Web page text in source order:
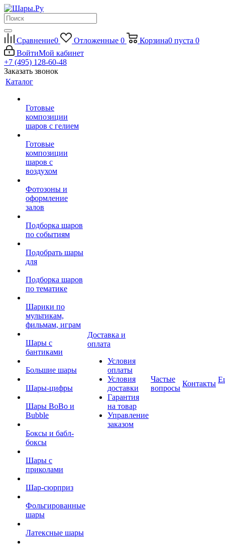
Сравнение0 Отложенные 0 Корзина0 пуста 0
ВойтиМой кабинет
+7 (495) 128-60-48
Заказать звонок
Каталог
Готовые
композиции
шаров с гелием
Готовые
композиции
шаров с
воздухом
Фотозоны и
оформление
залов
Подборка шаров
по событиям
Подобрать шары
для
Подборка шаров
по тематике
Шарики по
мультикам,
фильмам, играм
Шары с
бантиками
Большие шары
Шары-цифры
Шары BoBo и
Bubble
Боксы и бабл-
боксы
Шары с
приколами
Шар-сюрприз
Фольгированные
шары
Латексные шары
Доставка и
оплата
Условия
оплаты
Условия
доставки
Гарантия
на товар
Управление
заказом
Частые
вопросы
Контакты